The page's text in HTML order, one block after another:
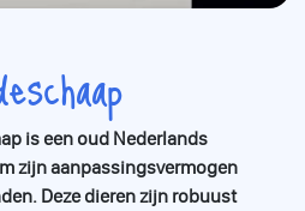
is een oud Nederlands
zijn aanpassingsvermogen
Deze dieren zijn robuust